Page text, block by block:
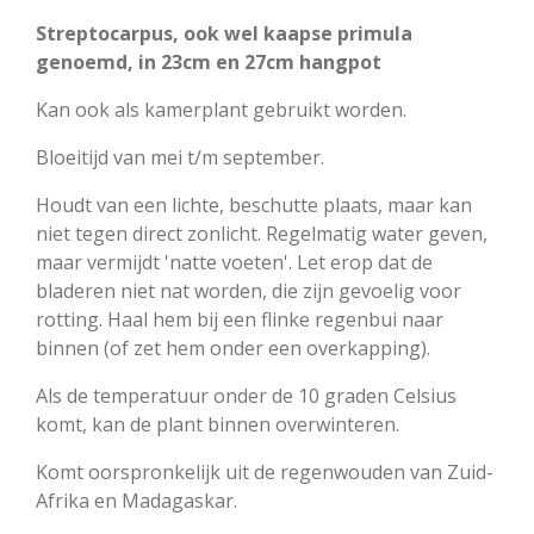
Streptocarpus, ook wel kaapse primula
genoemd, in 23cm en 27cm hangpot
Kan ook als kamerplant gebruikt worden.
Bloeitijd van mei t/m september.
Houdt van een lichte, beschutte plaats, maar kan
niet tegen direct zonlicht. Regelmatig water geven,
maar vermijdt 'natte voeten'. Let erop dat de
bladeren niet nat worden, die zijn gevoelig voor
rotting. Haal hem bij een flinke regenbui naar
binnen (of zet hem onder een overkapping).
Als de temperatuur onder de 10 graden Celsius
komt, kan de plant binnen overwinteren.
Komt oorspronkelijk uit de regenwouden van Zuid-
Afrika en Madagaskar.